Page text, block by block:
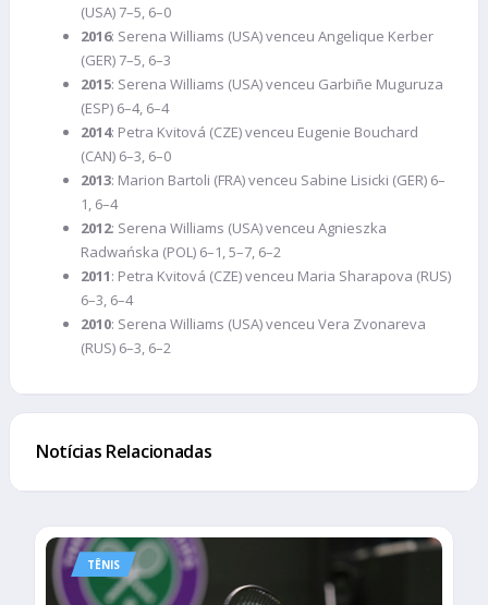
(USA) 7–5, 6–0
2016: Serena Williams (USA) venceu Angelique Kerber
(GER) 7–5, 6–3
2015: Serena Williams (USA) venceu Garbiñe Muguruza
(ESP) 6–4, 6–4
2014: Petra Kvitová (CZE) venceu Eugenie Bouchard
(CAN) 6–3, 6–0
2013: Marion Bartoli (FRA) venceu Sabine Lisicki (GER) 6–
1, 6–4
2012: Serena Williams (USA) venceu Agnieszka
Radwańska (POL) 6–1, 5–7, 6–2
2011: Petra Kvitová (CZE) venceu Maria Sharapova (RUS)
6–3, 6–4
2010: Serena Williams (USA) venceu Vera Zvonareva
(RUS) 6–3, 6–2
Notícias Relacionadas
TÊNIS